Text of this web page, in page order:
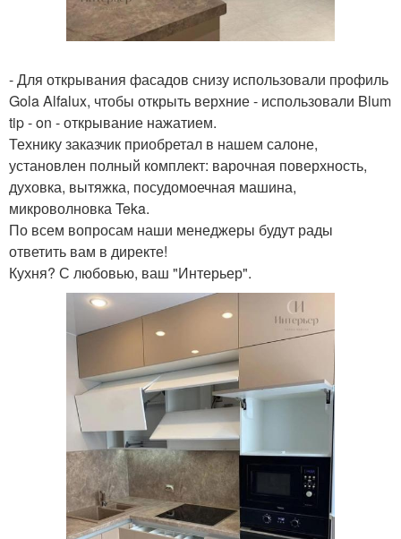
- Для открывания фасадов снизу использовали профиль
Gola Alfalux, чтобы открыть верхние - использовали Blum
tip - on - открывание нажатием.
Технику заказчик приобретал в нашем салоне,
установлен полный комплект: варочная поверхность,
духовка, вытяжка, посудомоечная машина,
микроволновка Teka.
По всем вопросам наши менеджеры будут рады
ответить вам в директе!
Кухня? С любовью, ваш "Интерьер".